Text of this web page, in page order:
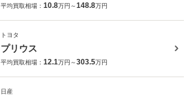
平均買取相場： 10.8万円～148.8万円
トヨタ
プリウス
平均買取相場： 12.1万円～303.5万円
日産